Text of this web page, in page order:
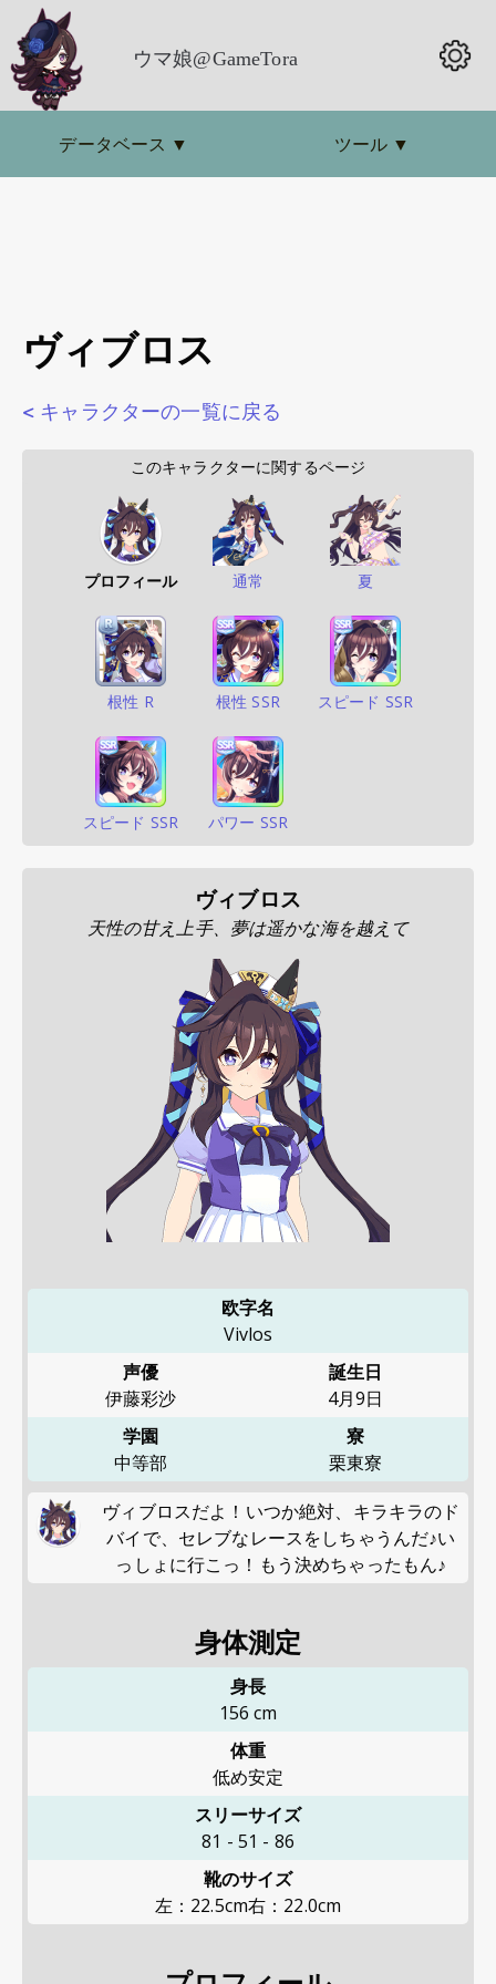
ウマ娘@GameTora
データベース ▼ ツール ▼
ヴィブロス
< キャラクターの一覧に戻る
        このキャラクターに関するページ
プロフィール 通常 夏
根性 R 根性 SSR スピード SSR
スピード SSR パワー SSR
ヴィブロス
天性の甘え上手、夢は遥かな海を越えて
欧字名
Vivlos
声優
伊藤彩沙
誕生日
4月9日
学園
中等部
寮
栗東寮
ヴィブロスだよ！いつか絶対、キラキラのド
バイで、セレブなレースをしちゃうんだ♪い
っしょに行こっ！もう決めちゃったもん♪
身体測定
身長
156 cm
体重
低め安定
スリーサイズ
81 - 51 - 86
靴のサイズ
左：22.5cm右：22.0cm